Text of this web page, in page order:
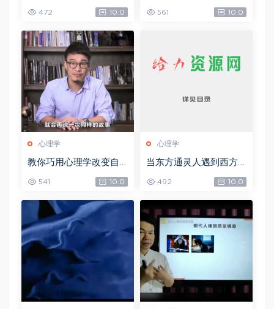
(1)，网盘下载(76.04K)
472 10.0
程，网盘下载(76.04K)
561 10.0
心理学
教你巧用心理学改变自
己的7大习惯，网盘下载
(2.31G)
541 10.0
心理学
当东方通灵人遇到西方
塔罗牌占卜师：心理、
宗教与通灵的20个密契
经验，网盘下载(166.97
M)
492 10.0